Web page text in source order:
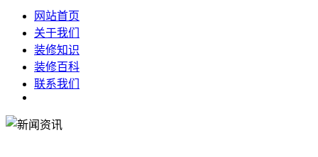
网站首页
关于我们
装修知识
装修百科
联系我们